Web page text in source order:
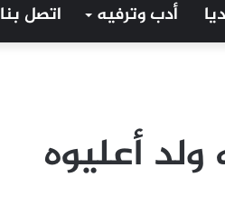
أدب وترفيه اتصل بنا
أعليوه